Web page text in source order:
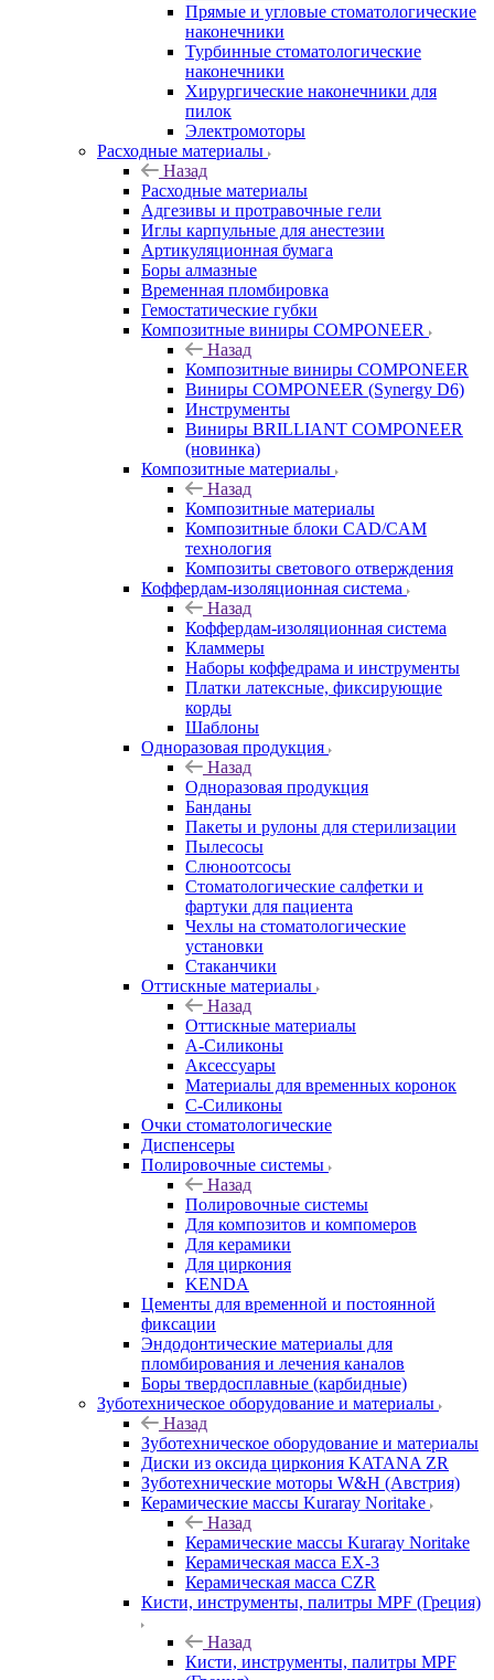
Прямые и угловые стоматологические
наконечники
Турбинные стоматологические
наконечники
Хирургические наконечники для
пилок
Электромоторы
Расходные материалы
Назад
Расходные материалы
Адгезивы и протравочные гели
Иглы карпульные для анестезии
Артикуляционная бумага
Боры алмазные
Временная пломбировка
Гемостатические губки
Композитные виниры COMPONEER
Назад
Композитные виниры COMPONEER
Виниры COMPONEER (Synergy D6)
Инструменты
Виниры BRILLIANT COMPONEER
(новинка)
Композитные материалы
Назад
Композитные материалы
Композитные блоки CAD/СAM
технология
Композиты светового отверждения
Коффердам-изоляционная система
Назад
Коффердам-изоляционная система
Кламмеры
Наборы коффедрама и инструменты
Платки латексные, фиксирующие
корды
Шаблоны
Одноразовая продукция
Назад
Одноразовая продукция
Банданы
Пакеты и рулоны для стерилизации
Пылесосы
Слюноотсосы
Стоматологические салфетки и
фартуки для пациента
Чехлы на стоматологические
установки
Стаканчики
Оттискные материалы
Назад
Оттискные материалы
А-Силиконы
Аксессуары
Материалы для временных коронок
С-Силиконы
Очки стоматологические
Диспенсеры
Полировочные системы
Назад
Полировочные системы
Для композитов и компомеров
Для керамики
Для циркония
KENDA
Цементы для временной и постоянной
фиксации
Эндодонтические материалы для
пломбирования и лечения каналов
Боры твердосплавные (карбидные)
Зуботехническое оборудование и материалы
Назад
Зуботехническое оборудование и материалы
Диски из оксида циркония KATANA ZR
Зуботехнические моторы W&H (Австрия)
Керамические массы Kuraray Noritake
Назад
Керамические массы Kuraray Noritake
Керамическая масса EX-3
Керамическая масса CZR
Кисти, инструменты, палитры MPF (Греция)
Назад
Кисти, инструменты, палитры MPF